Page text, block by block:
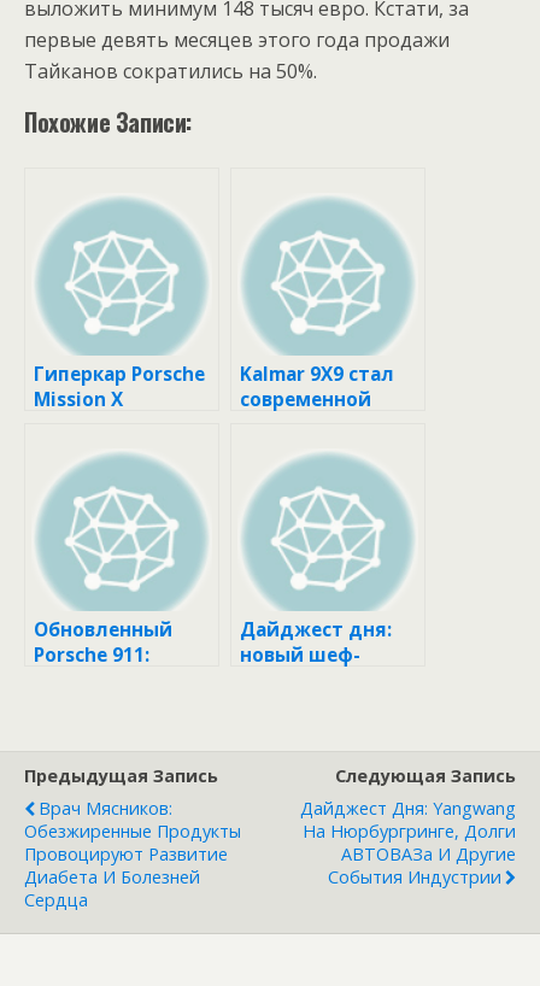
выложить минимум 148 тысяч евро. Кстати, за
первые девять месяцев этого года продажи
Тайканов сократились на 50%.
Похожие Записи:
Гиперкар Porsche
Mission X
летию марки
Kalmar 9X9 стал
современной
Porsche 959
Обновленный
Porsche 911:
Дайджест дня:
новый шеф-
индустрии
Предыдущая Запись
Врач Мясников:
Обезжиренные Продукты
Провоцируют Развитие
Диабета И Болезней
Сердца
Следующая Запись
Дайджест Дня: Yangwang
На Нюрбургринге, Долги
АВТОВАЗа И Другие
События Индустрии